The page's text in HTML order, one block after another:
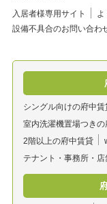
入居者様専用サイト よ
設備不具合のお問い合わ
シングル向けの府中賃
室内洗濯機置場つきの
2階以上の府中賃貸
テナント・事務所・